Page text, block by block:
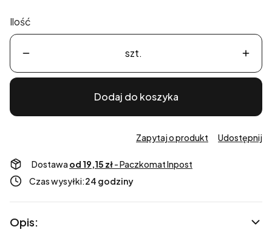
Ilość
szt.
Dodaj do koszyka
Zapytaj o produkt Udostępnij
Dostawa od 19,15 zł- Paczkomat Inpost
Czas wysyłki:24 godziny
Opis: